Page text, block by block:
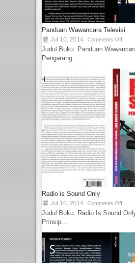
Panduan Wawancara Televisi
Jul 10, 2014 Comments Off
Judul Buku: Panduan
Pengarang:...
Radio is Sound Only
Jul 10, 2014 Comments Off
Judul Buku: Radio Is Sound
Prinsip...